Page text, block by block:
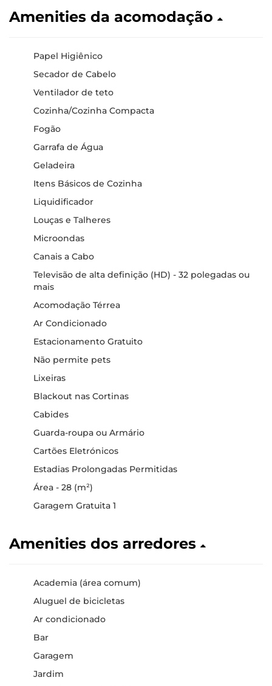
Amenities da acomodação
Papel Higiênico
Secador de Cabelo
Ventilador de teto
Cozinha/Cozinha Compacta
Fogão
Garrafa de Água
Geladeira
Itens Básicos de Cozinha
Liquidificador
Louças e Talheres
Microondas
Canais a Cabo
Televisão de alta definição (HD) - 32 polegadas ou
mais
Acomodação Térrea
Ar Condicionado
Estacionamento Gratuito
Não permite pets
Lixeiras
Blackout nas Cortinas
Cabides
Guarda-roupa ou Armário
Cartões Eletrónicos
Estadias Prolongadas Permitidas
Área - 28 (m²)
Garagem Gratuita 1
Amenities dos arredores
Academia (área comum)
Aluguel de bicicletas
Ar condicionado
Bar
Garagem
Jardim